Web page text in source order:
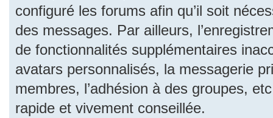
configuré les forums afin qu’il soit
des messages. Par ailleurs,
de fonctionnalités supplémentaires
avatars personnalisés, la messagerie
membres, l’adhésion à des groupes,
rapide et vivement conseillée.